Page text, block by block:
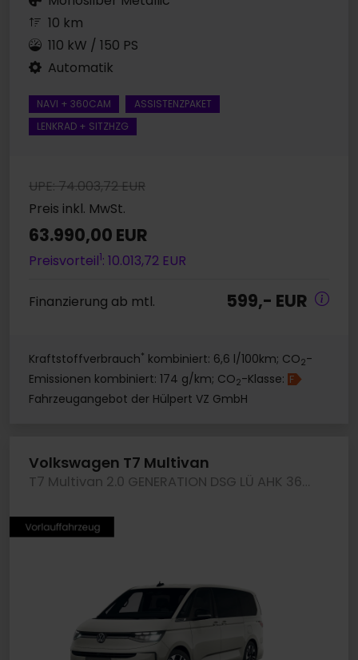
10 km
110 kW / 150 PS
Automatik
NAVI + 360CAM
ASSISTENZPAKET
LENKRAD + SITZHZG
UPE: 74.003,72 EUR
Preis inkl. MwSt.
63.990,00 EUR
Preisvorteil1: 10.013,72 EUR
Finanzierung ab mtl. 599,- EUR
Kraftstoffverbrauch* kombiniert: 6,6 l/100km; CO2-
Emissionen kombiniert: 174 g/km; CO2-Klasse: F
Fahrzeugangebot der Hülpert VZ GmbH
Volkswagen T7 Multivan
T7 Multivan 2.0 GENERATION DSG LÜ AHK 360CAM